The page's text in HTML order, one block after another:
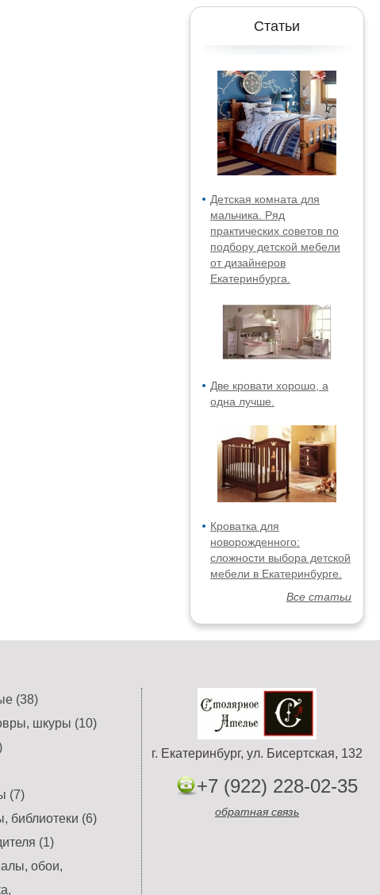
Статьи
Детская комната для
мальчика. Ряд
практических советов по
подбору детской мебели
от дизайнеров
Екатеринбурга.
Две кровати хорошо, а
одна лучше.
Кроватка для
новорожденного:
сложности выбора детской
мебели в Екатеринбурге.
Все статьи
г. Екатеринбург, ул. Бисертская, 132
+7 (922) 228-02-35
обратная связь
(38)
шкуры (10)
(7)
библиотеки (6)
(1)
обои,